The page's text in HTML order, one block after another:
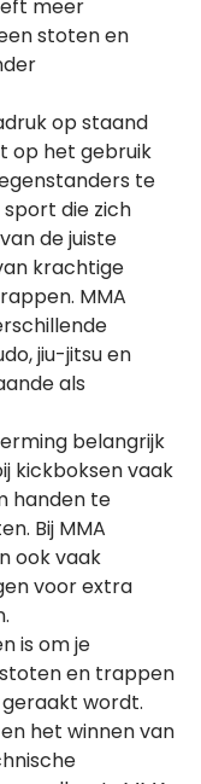
meer
stoten en
op staand
op het gebruik
te
die zich
de juiste
krachtige
MMA
jiu-jitsu en
als
belangrijk
kickboksen vaak
handen te
Bij MMA
ook vaak
voor extra
is om je
en trappen
wordt.
het winnen van